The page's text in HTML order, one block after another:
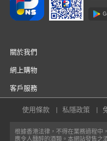
關於我們
網上購物
客戶服務
根據香港法律，不得在業務過程中
應令人醺醉的酒類。本網站發售之
使用條款 私隱政策